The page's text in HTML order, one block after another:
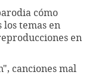
cómo
los temas en
en
canciones mal